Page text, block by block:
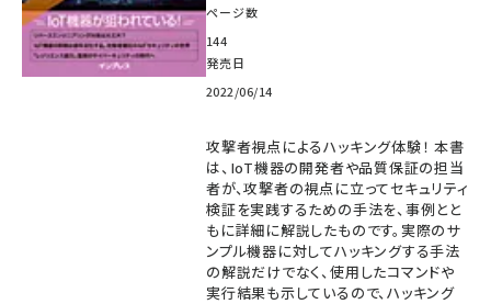
ページ数
144
発売日
2022/06/14
攻撃者視点によるハッキング体験！ 本書
は、IoT機器の開発者や品質保証の担当
者が、攻撃者の視点に立ってセキュリティ
検証を実践するための手法を、事例とと
もに詳細に解説したものです。実際のサ
ンプル機器に対してハッキングする手法
の解説だけでなく、使用したコマンドや
実行結果も示しているので、ハッキング